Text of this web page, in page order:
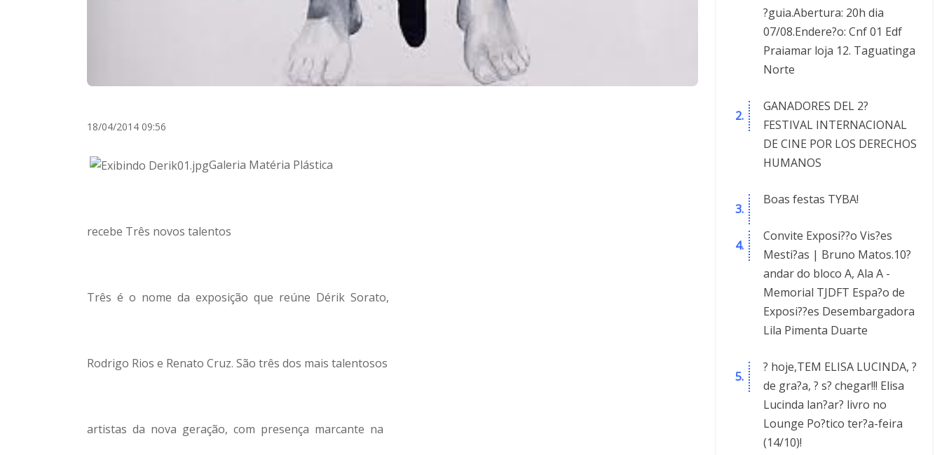
18/04/2014 09:56
Galeria Matéria Plástica
recebe Três novos talentos
Três é o nome da exposição que reúne Dérik Sorato,
Rodrigo Rios e Renato Cruz. São três dos mais talentosos
artistas da nova geração, com presença marcante na
?guia.Abertura: 20h dia
07/08.Endere?o: Cnf 01 Edf
Praiamar loja 12. Taguatinga
Norte
GANADORES DEL 2?
FESTIVAL INTERNACIONAL
DE CINE POR LOS DERECHOS
HUMANOS
Boas festas TYBA!
Convite Exposi??o Vis?es
Mesti?as | Bruno Matos.10?
andar do bloco A, Ala A -
Memorial TJDFT Espa?o de
Exposi??es Desembargadora
Lila Pimenta Duarte
? hoje,TEM ELISA LUCINDA, ?
de gra?a, ? s? chegar!!! Elisa
Lucinda lan?ar? livro no
Lounge Po?tico ter?a-feira
(14/10)!